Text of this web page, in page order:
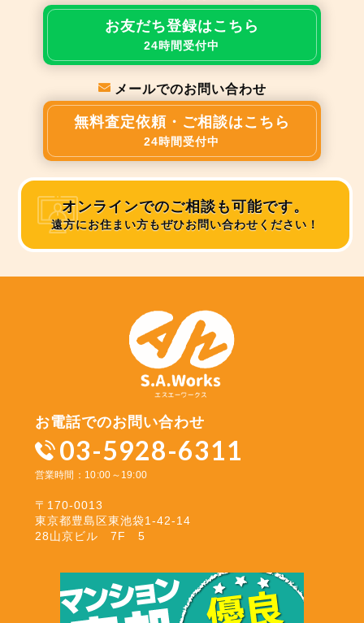
お友だち登録はこちら
24時間受付中
メールでのお問い合わせ
無料査定依頼・ご相談はこちら
24時間受付中
オンラインでのご相談も可能です。
遠方にお住まい方もぜひお問い合わせください！
お電話でのお問い合わせ
03-5928-6311
営業時間：10:00～19:00
〒170-0013
東京都豊島区東池袋1-42-14
28山京ビル 7F 5